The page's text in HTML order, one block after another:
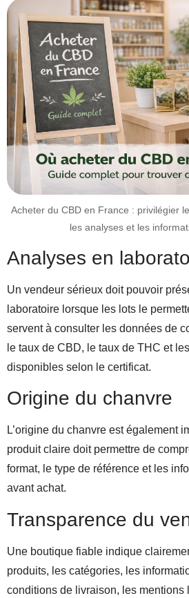
Acheter du CBD en France : privilégier
les analyses et les
Analyses en
Un vendeur sérieux doit pouvoir
laboratoire lorsque les lots le
servent à consulter les données de
le taux de CBD, le taux de THC et
disponibles selon le certificat.
Origine du chanvre
L’origine du chanvre est également
produit claire doit permettre de
format, le type de référence et les
avant achat.
Transparence du
Une boutique fiable indique
produits, les catégories, les
conditions de livraison, les mentions